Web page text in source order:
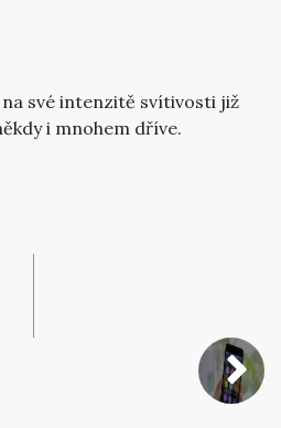
své intenzitě svítivosti již
i mnohem dříve.